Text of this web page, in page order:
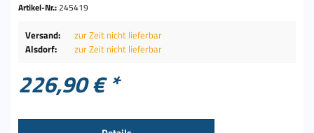
Artikel-Nr.:245419
Versand:
zur Zeit nicht lieferbar
Alsdorf:
zur Zeit nicht lieferbar
226,90 € *